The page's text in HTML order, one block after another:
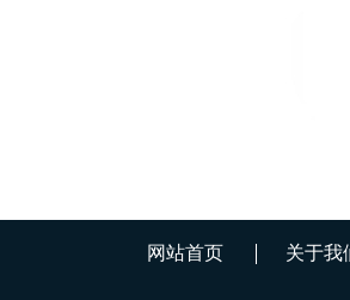
网站首页 关于我